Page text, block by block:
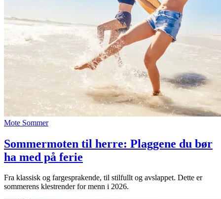
Praktisk informasjon
Ledige stillinger
Magasin
Gavekort
Finn frem
Mote Sommer
Sommermoten til herre: Plaggene du bør
ha med på ferie
Fra klassisk og fargesprakende, til stilfullt og avslappet. Dette er
sommerens klestrender for menn i 2026.